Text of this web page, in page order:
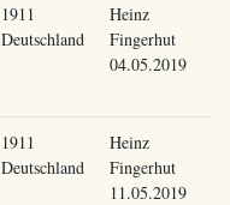
1911
Deutschland
Heinz
Fingerhut
04.05.2019
1911
Deutschland
Heinz
Fingerhut
11.05.2019